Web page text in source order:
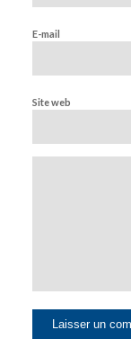
E-mail
Site web